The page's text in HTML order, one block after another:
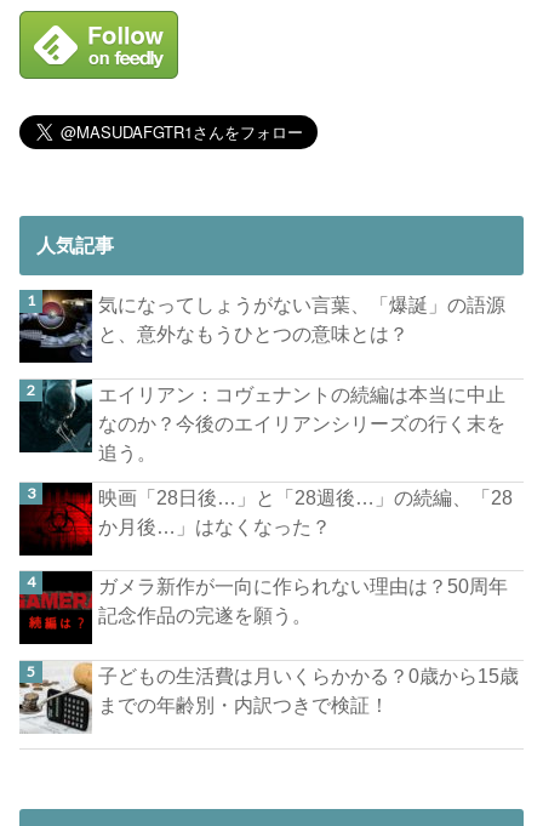
人気記事
気になってしょうがない言葉、「爆誕」の語源
と、意外なもうひとつの意味とは？
エイリアン：コヴェナントの続編は本当に中止
なのか？今後のエイリアンシリーズの行く末を
追う。
映画「28日後…」と「28週後…」の続編、「28
か月後…」はなくなった？
ガメラ新作が一向に作られない理由は？50周年
記念作品の完遂を願う。
子どもの生活費は月いくらかかる？0歳から15歳
までの年齢別・内訳つきで検証！